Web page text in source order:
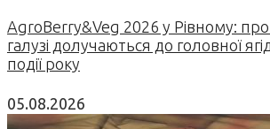
AgroBerry&Veg 2026 у Рівному:
галузі долучаються до головної
події року
05.08.2026